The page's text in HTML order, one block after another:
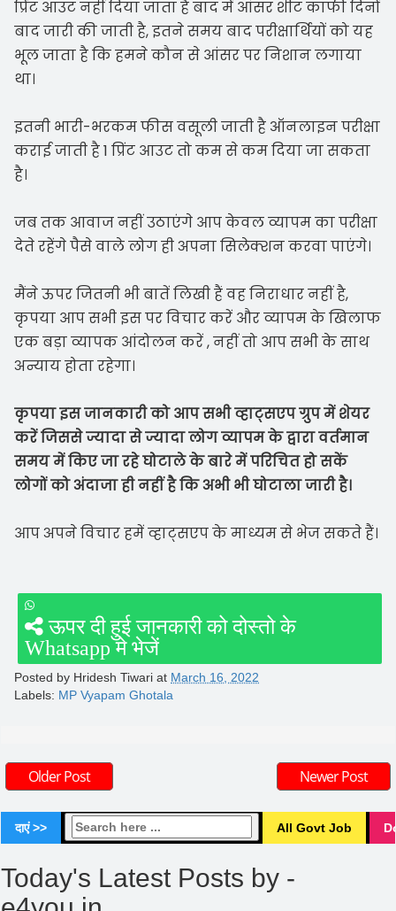
प्रिंट आउट नहीं दिया जाता है बाद में आंसर शीट काफी दिनों
बाद जारी की जाती है, इतने समय बाद परीक्षार्थियों को यह
भूल जाता है कि हमने कौन से आंसर पर निशान लगाया
था।
इतनी भारी-भरकम फीस वसूली जाती है ऑनलाइन परीक्षा
कराई जाती है 1 प्रिंट आउट तो कम से कम दिया जा सकता
है।
जब तक आवाज नहीं उठाएंगे आप केवल व्यापम का परीक्षा
देते रहेंगे पैसे वाले लोग ही अपना सिलेक्शन करवा पाएंगे।
मैंने ऊपर जितनी भी बातें लिखी हैं वह निराधार नहीं है,
कृपया आप सभी इस पर विचार करें और व्यापम के खिलाफ
एक बड़ा व्यापक आंदोलन करें , नहीं तो आप सभी के साथ
अन्याय होता रहेगा।
कृपया इस जानकारी को आप सभी व्हाट्सएप ग्रुप में शेयर
करें जिससे ज्यादा से ज्यादा लोग व्यापम के द्वारा वर्तमान
समय में किए जा रहे घोटाले के बारे में परिचित हो सकें
लोगों को अंदाजा ही नहीं है कि अभी भी घोटाला जारी है।
आप अपने विचार हमें व्हाट्सएप के माध्यम से भेज सकते हैं।
 ऊपर दी हुई जानकारी को दोस्तो के
Whatsapp मे भेजें
Posted by Hridesh Tiwari at March 16, 2022
Labels: MP Vyapam Ghotala
Newer Post
Older Post
दाएं >> All Govt Job
Today's Latest Posts by -